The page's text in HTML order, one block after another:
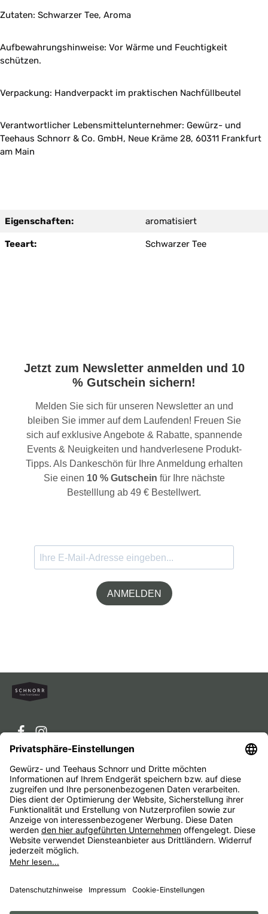
Zutaten: Schwarzer Tee, Aroma
Aufbewahrungshinweise: Vor Wärme und Feuchtigkeit
schützen.
Verpackung: Handverpackt im praktischen Nachfüllbeutel
Verantwortlicher Lebensmittelunternehmer: Gewürz- und
Teehaus Schnorr & Co. GmbH, Neue Kräme 28, 60311 Frankfurt
am Main
Eigenschaften: aromatisiert
Teeart: Schwarzer Tee
Jetzt zum Newsletter anmelden und 10
% Gutschein sichern!
Melden Sie sich für unseren Newsletter an und
bleiben Sie immer auf dem Laufenden! Freuen Sie
sich auf exklusive Angebote & Rabatte, spannende
Events & Neuigkeiten und handverlesene Produkt-
Tipps. Als Dankeschön für Ihre Anmeldung erhalten
Sie einen 10 % Gutschein für Ihre nächste
Bestelllung ab 49 € Bestellwert.
ANMELDEN
Service-Hotline
Service
Unternehmen
Alle Preise inkl. gesetzl. Mehrwertsteuer zzgl.
anders angegeben.